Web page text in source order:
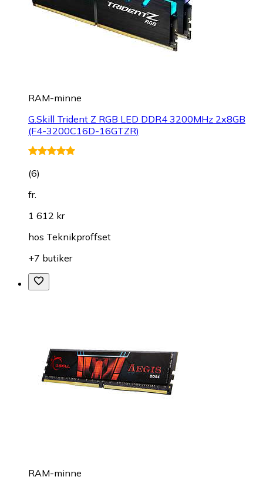
RAM-minne
G.Skill Trident Z RGB LED DDR4 3200MHz 2x8GB
(F4-3200C16D-16GTZR)
(6)
fr.
1 612 kr
hos Teknikproffset
+7 butiker
RAM-minne